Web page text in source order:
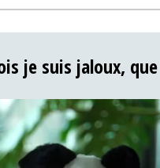
je suis jaloux,